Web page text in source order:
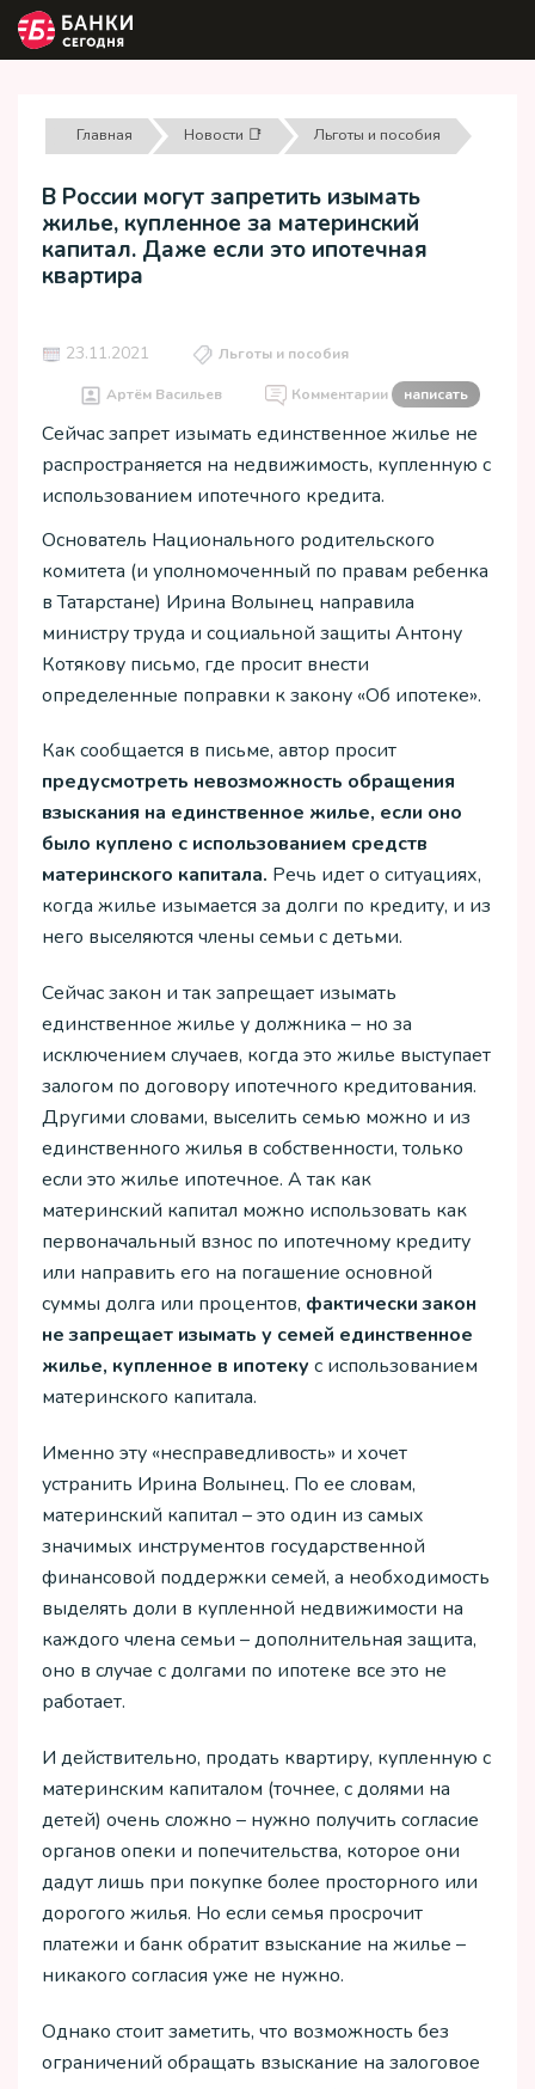
Главная Новости 📑 Льготы и пособия
В России могут запретить изымать
жилье, купленное за материнский
капитал. Даже если это ипотечная
квартира
23.11.2021 Льготы и пособия
Артём Васильев Комментарии написать
Сейчас запрет изымать единственное жилье не
распространяется на недвижимость, купленную с
использованием ипотечного кредита.
Основатель Национального родительского
комитета (и уполномоченный по правам ребенка
в Татарстане) Ирина Волынец направила
министру труда и социальной защиты Антону
Котякову письмо, где просит внести
определенные поправки к закону «Об ипотеке».
Как сообщается в письме, автор просит
предусмотреть невозможность обращения
взыскания на единственное жилье, если оно
было куплено с использованием средств
материнского капитала. Речь идет о ситуациях,
когда жилье изымается за долги по кредиту, и из
него выселяются члены семьи с детьми.
Сейчас закон и так запрещает изымать
единственное жилье у должника – но за
исключением случаев, когда это жилье выступает
залогом по договору ипотечного кредитования.
Другими словами, выселить семью можно и из
единственного жилья в собственности, только
если это жилье ипотечное. А так как
материнский капитал можно использовать как
первоначальный взнос по ипотечному кредиту
или направить его на погашение основной
суммы долга или процентов, фактически закон
не запрещает изымать у семей единственное
жилье, купленное в ипотеку с использованием
материнского капитала.
Именно эту «несправедливость» и хочет
устранить Ирина Волынец. По ее словам,
материнский капитал – это один из самых
значимых инструментов государственной
финансовой поддержки семей, а необходимость
выделять доли в купленной недвижимости на
каждого члена семьи – дополнительная защита,
оно в случае с долгами по ипотеке все это не
работает.
И действительно, продать квартиру, купленную с
материнским капиталом (точнее, с долями на
детей) очень сложно – нужно получить согласие
органов опеки и попечительства, которое они
дадут лишь при покупке более просторного или
дорогого жилья. Но если семья просрочит
платежи и банк обратит взыскание на жилье –
никакого согласия уже не нужно.
Однако стоит заметить, что возможность без
ограничений обращать взыскание на залоговое